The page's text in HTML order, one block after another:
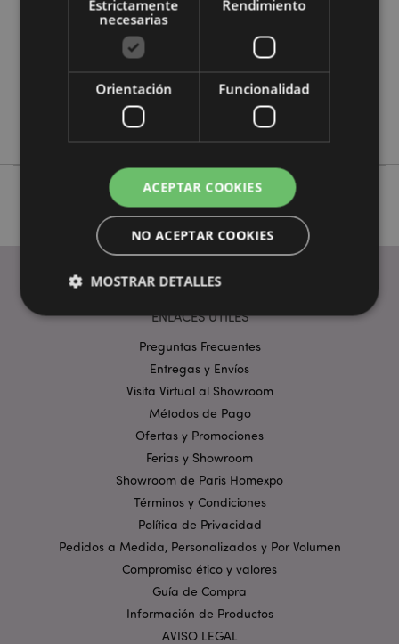
48
0.165000
No
No
Foodiemals
ENLACES ÚTILES
Preguntas Frecuentes
Entregas y Envíos
Visita Virtual al Showroom
Métodos de Pago
Ofertas y Promociones
Ferias y Showroom
Showroom de Paris Homexpo
Términos y Condiciones
Política de Privacidad
Pedidos a Medida, Personalizados y Por Volumen
Compromiso ético y valores
Guía de Compra
Información de Productos
AVISO LEGAL
Estrictamente
necesarias
Rendimiento
Orientación Funcionalidad
ACEPTAR COOKIES
NO ACEPTAR COOKIES
MOSTRAR DETALLES
Estrictamente necesarias
Rendimiento
Orientación
Funcionalidad
Las cookies estrictamente necesarias permiten la
funcionalidad básica del sitio web, como el inicio de
sesión del usuario y la gestión de la cuenta. El sitio
web no puede funcionar correctamente sin las
cookies estrictamente necesarias.
_GRECAPTCHA
.google.com